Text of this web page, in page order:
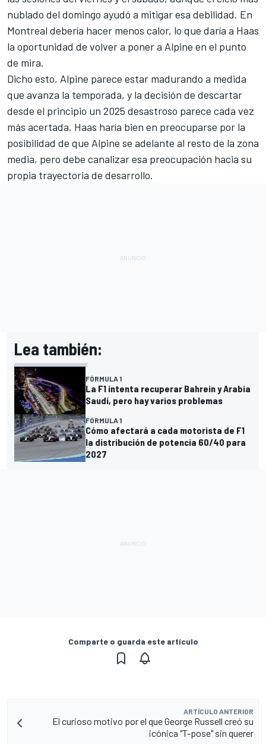
nublado del domingo ayudó a mitigar esa debilidad. En
Montreal debería hacer menos calor, lo que daría a Haas
la oportunidad de volver a poner a Alpine en el punto
de mira.
Dicho esto, Alpine parece estar madurando a medida
que avanza la temporada, y la decisión de descartar
desde el principio un 2025 desastroso parece cada vez
más acertada. Haas haría bien en preocuparse por la
posibilidad de que Alpine se adelante al resto de la zona
media, pero debe canalizar esa preocupación hacia su
propia trayectoria de desarrollo.
Lea también:
FÓRMULA 1
La F1 intenta recuperar Bahrein y Arabia
Saudí, pero hay varios problemas
FÓRMULA 1
Cómo afectará a cada motorista de F1
la distribución de potencia 60/40 para
2027
Comparte o guarda este artículo
ARTÍCULO ANTERIOR
El curioso motivo por el que George Russell creó su
icónica "T-pose" sin querer